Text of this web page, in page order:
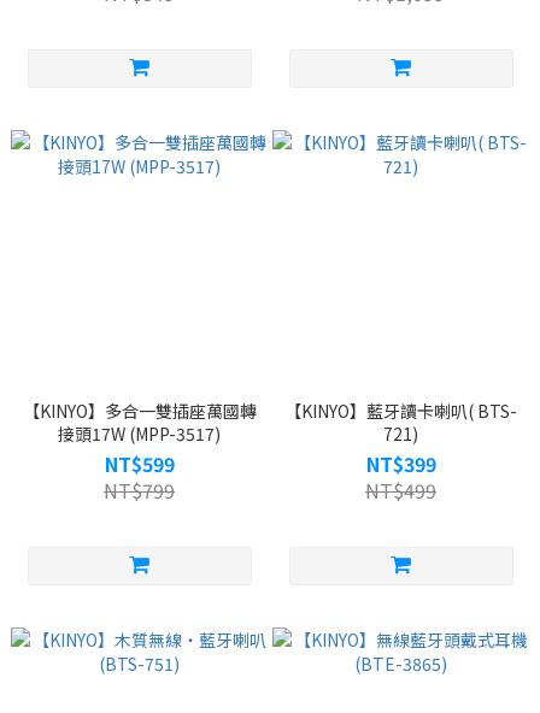
【KINYO】多合一雙插座萬國轉
接頭17W (MPP-3517)
NT$599
NT$799
【KINYO】藍牙讀卡喇叭( BTS-
721)
NT$399
NT$499